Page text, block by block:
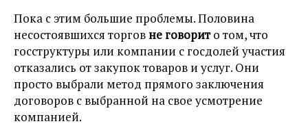
Пока с этим большие проблемы. Половина
несостоявшихся торговне говорито том, что
госструктуры или компании с госдолей участия
отказались от закупок товаров и услуг. Они
просто выбрали метод прямого заключения
договоров с выбранной на свое усмотрение
компанией.